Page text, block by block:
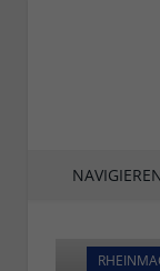
NAVIGIEREN